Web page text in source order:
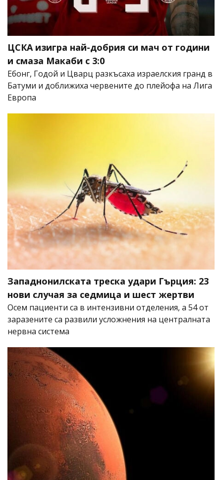
ЦСКА изигра най-добрия си мач от години
и смаза Макаби с 3:0
Ебонг, Годой и Цварц разкъсаха израелския гранд в
Батуми и доближиха червените до плейофа на Лига
Европа
Западнонилската треска удари Гърция: 23
нови случая за седмица и шест жертви
Осем пациенти са в интензивни отделения, а 54 от
заразените са развили усложнения на централната
нервна система